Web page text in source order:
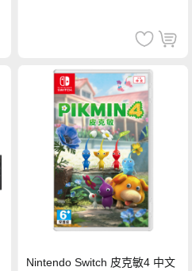
Nintendo Switch 皮克敏4 中文